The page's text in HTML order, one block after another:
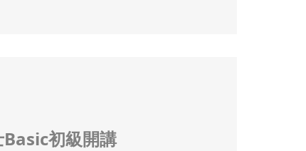
初級開講